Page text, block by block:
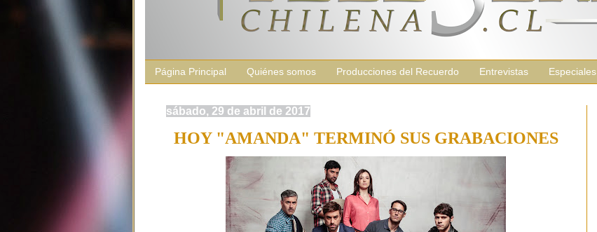
Página Principal Quiénes somos Producciones del Recuerdo Entrevistas Especiales
sábado, 29 de abril de 2017
HOY "AMANDA" TERMINÓ SUS GRABACIONES